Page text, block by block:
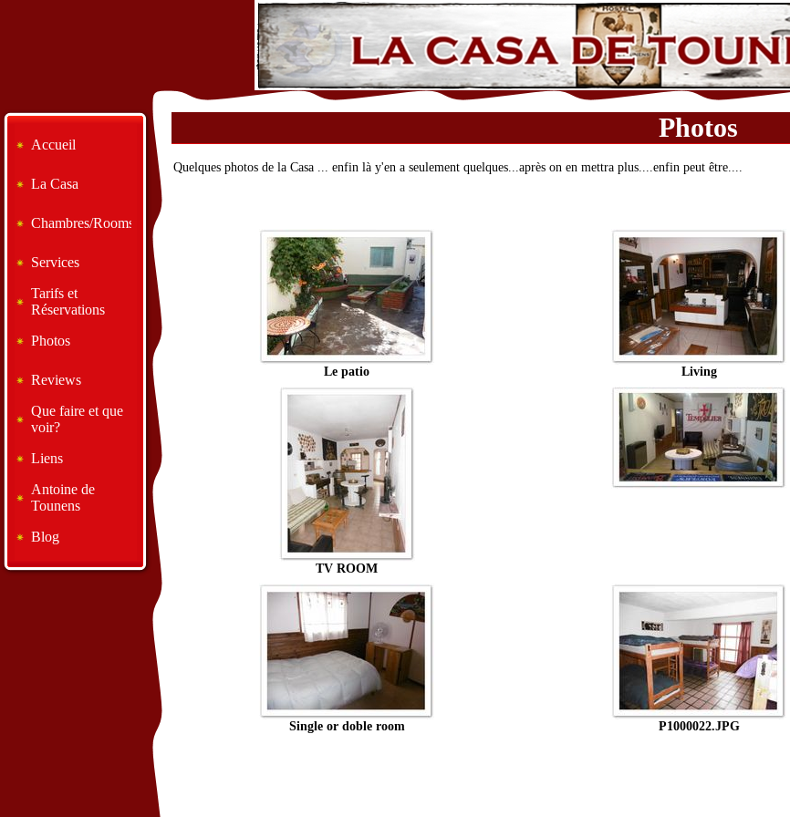
Accueil
La Casa
Chambres/Rooms
Services
Tarifs et
Réservations
Photos
Reviews
Que faire et que
voir?
Liens
Antoine de
Tounens
Blog
Photos
Quelques photos de la Casa ... enfin là y'en a seulement quelques...après on en mettra plus....enfin peut être....
Le patio Living
TV ROOM
Single or doble room P1000022.JPG